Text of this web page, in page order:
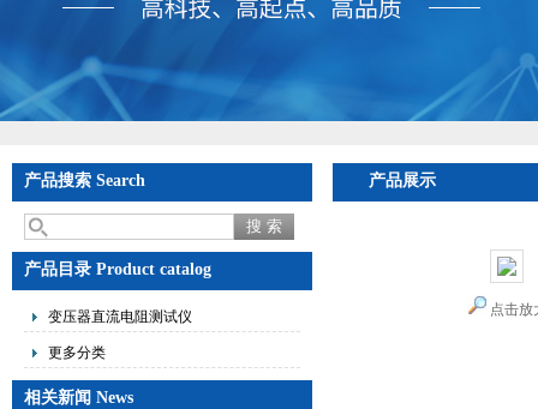
产品搜索 Search
产品目录 Product catalog
变压器直流电阻测试仪
更多分类
相关新闻 News
产品展示
点击放